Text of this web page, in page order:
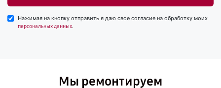
Нажимая на кнопку отправить я даю свое согласие на обработку моих
персональных данных.
Мы ремонтируем